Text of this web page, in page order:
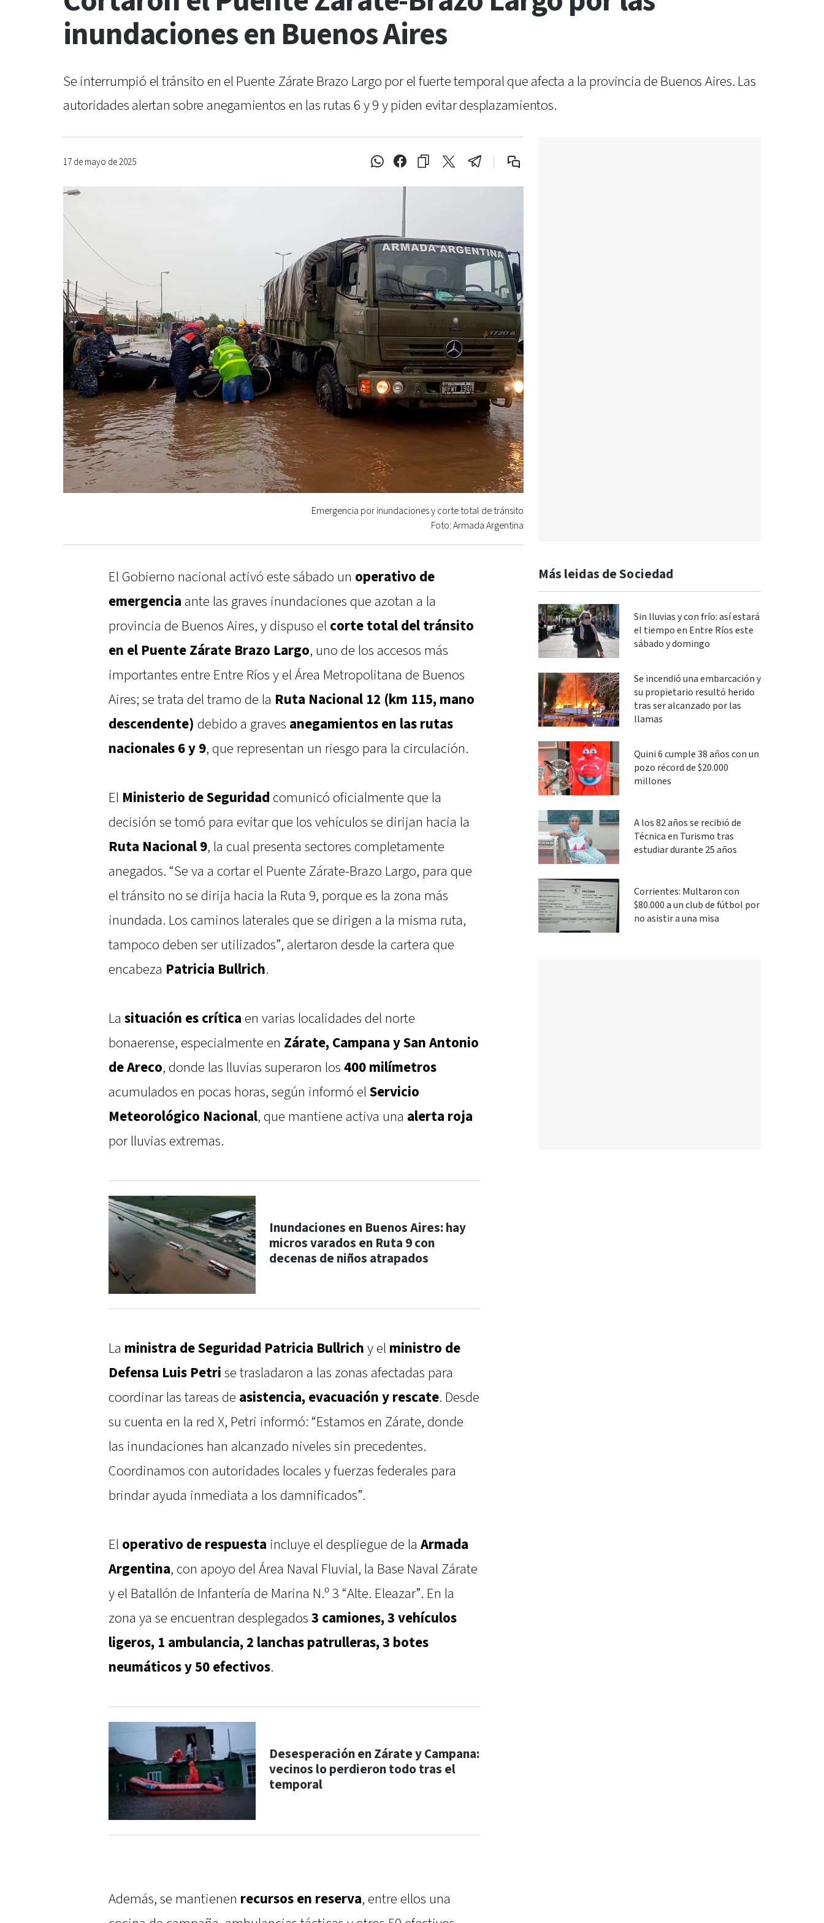
inundaciones en Buenos Aires
Se interrumpió el tránsito en el Puente Zárate Brazo Largo por el fuerte temporal que afecta a la provincia de Buenos Aires. Las
autoridades alertan sobre anegamientos en las rutas 6 y 9 y piden evitar desplazamientos.
17 de mayo de 2025
Emergencia por inundaciones y corte total de tránsito
Foto: Armada Argentina
El Gobierno nacional activó este sábado un operativo de
emergencia ante las graves inundaciones que azotan a la
provincia de Buenos Aires, y dispuso el corte total del tránsito
en el Puente Zárate Brazo Largo, uno de los accesos más
importantes entre Entre Ríos y el Área Metropolitana de Buenos
Aires; se trata del tramo de la Ruta Nacional 12 (km 115, mano
descendente) debido a graves anegamientos en las rutas
nacionales 6 y 9, que representan un riesgo para la circulación.
El Ministerio de Seguridad comunicó oficialmente que la
decisión se tomó para evitar que los vehículos se dirijan hacia la
Ruta Nacional 9, la cual presenta sectores completamente
anegados. “Se va a cortar el Puente Zárate-Brazo Largo, para que
el tránsito no se dirija hacia la Ruta 9, porque es la zona más
inundada. Los caminos laterales que se dirigen a la misma ruta,
tampoco deben ser utilizados”, alertaron desde la cartera que
encabeza Patricia Bullrich.
La situación es crítica en varias localidades del norte
bonaerense, especialmente en Zárate, Campana y San Antonio
de Areco, donde las lluvias superaron los 400 milímetros
acumulados en pocas horas, según informó el Servicio
Meteorológico Nacional, que mantiene activa una alerta roja
por lluvias extremas.
Inundaciones en Buenos Aires: hay
micros varados en Ruta 9 con
decenas de niños atrapados
La ministra de Seguridad Patricia Bullrich y el ministro de
Defensa Luis Petri se trasladaron a las zonas afectadas para
coordinar las tareas de asistencia, evacuación y rescate. Desde
su cuenta en la red X, Petri informó: “Estamos en Zárate, donde
las inundaciones han alcanzado niveles sin precedentes.
Coordinamos con autoridades locales y fuerzas federales para
brindar ayuda inmediata a los damnificados”.
El operativo de respuesta incluye el despliegue de la Armada
Argentina, con apoyo del Área Naval Fluvial, la Base Naval Zárate
y el Batallón de Infantería de Marina N.º 3 “Alte. Eleazar”. En la
zona ya se encuentran desplegados 3 camiones, 3 vehículos
ligeros, 1 ambulancia, 2 lanchas patrulleras, 3 botes
neumáticos y 50 efectivos.
Desesperación en Zárate y Campana:
vecinos lo perdieron todo tras el
temporal
Además, se mantienen recursos en reserva, entre ellos una
Más leidas de Sociedad
Sin lluvias y con frío: así estará
el tiempo en Entre Ríos este
sábado y domingo
Se incendió una embarcación y
su propietario resultó herido
tras ser alcanzado por las
llamas
Quini 6 cumple 38 años con un
pozo récord de $20.000
millones
A los 82 años se recibió de
Técnica en Turismo tras
estudiar durante 25 años
Corrientes: Multaron con
$80.000 a un club de fútbol por
no asistir a una misa